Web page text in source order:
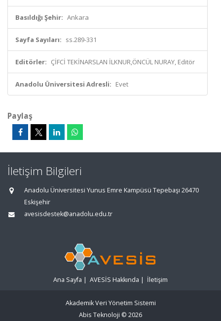
Basıldığı Şehir: Ankara
Sayfa Sayıları: ss.289-331
Editörler: ÇİFCİ TEKİNARSLAN İLKNUR,ÖNCÜL NURAY, Editör
Anadolu Üniversitesi Adresli: Evet
Paylaş
İletişim Bilgileri
Anadolu Üniversitesi Yunus Emre Kampüsü Tepebaşı 26470
Eskişehir
avesisdestek@anadolu.edu.tr
Ana Sayfa | AVESİS Hakkında | İletişim
Akademik Veri Yönetim Sistemi
Abis Teknoloji © 2026